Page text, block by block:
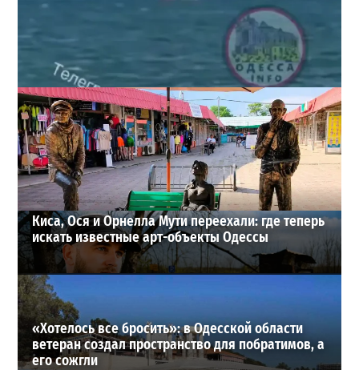
Под Одессой уносит в море ребенка на матрасе и
мужчину: идет спасательная операция
2
28-07-2026 в 17:51
ВИБОР РЕДАКЦИИ
Киса, Ося и Орнелла Мути переехали: где теперь
искать известные арт-объекты Одессы
«Хотелось все бросить»: в Одесской области
ветеран создал пространство для побратимов, а
его сожгли